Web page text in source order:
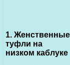
1. Женственные
туфли на
низком каблуке